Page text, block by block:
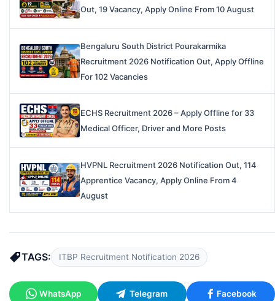
Out, 19 Vacancy, Apply Online From 10 August
Bengaluru South District Pourakarmika
Recruitment 2026 Notification Out, Apply Offline
For 102 Vacancies
ECHS Recruitment 2026 – Apply Offline for 33
Medical Officer, Driver and More Posts
HVPNL Recruitment 2026 Notification Out, 114
Apprentice Vacancy, Apply Online From 4
August
TAGS: ITBP Recruitment Notification 2026
WhatsApp Telegram Facebook